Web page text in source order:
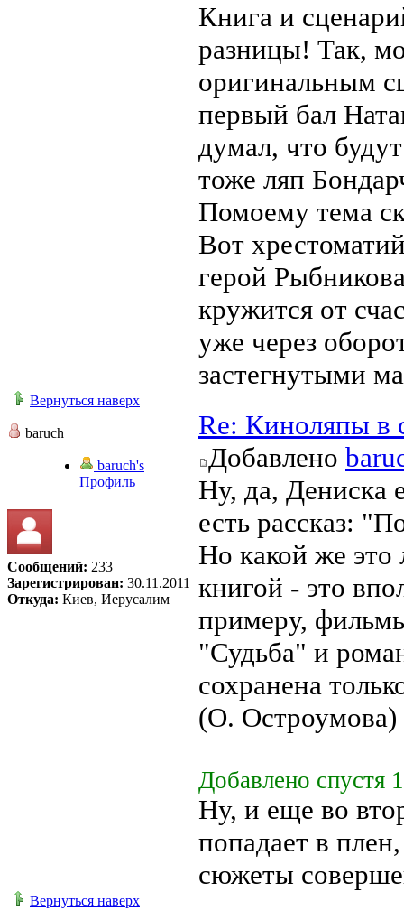
Книга и
разницы! Так,
оригинальным
первый бал
думал, что
тоже ляп
Помоему тема
Вот
герой
кружится от
уже через
застегнутыми
Вернуться наверх
baruch
baruch's
Профиль
Сообщений: 233
Зарегистрирован: 30.11.2011
Откуда: Киев, Иерусалим
Re: Киноляпы в
Добавлено
Ну, да, Дениска
есть рассказ:
Но какой же это
книгой - это
примеру,
"Судьба" и
сохранена
(О. Остроумова)
Добавлено спустя
Ну, и еще во
попадает в
сюжеты
Вернуться наверх